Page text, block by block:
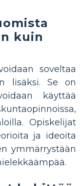
kuin
soveltaa
lisäksi. Se on
käyttää
Opiskelijat
ja ideoita
ymmärrystään